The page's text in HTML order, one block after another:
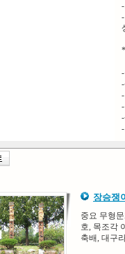
장승쟁
중요 무형
호, 목조각
축배, 대구